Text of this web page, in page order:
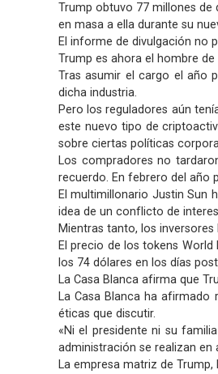
Trump obtuvo 77 millones de
en masa a ella durante su
El informe de divulgación no
Trump es ahora el hombre
Tras asumir el cargo el año
dicha industria.
Pero los reguladores aún
este nuevo tipo de
sobre ciertas políticas
Los compradores no
recuerdo. En febrero del año
El multimillonario Justin Sun
idea de un conflicto de
Mientras tanto, los
El precio de los tokens
los 74 dólares en los días
La Casa Blanca afirma que
La Casa Blanca ha
éticas que discutir.
«Ni el presidente ni su
administración se realizan en
La empresa matriz de